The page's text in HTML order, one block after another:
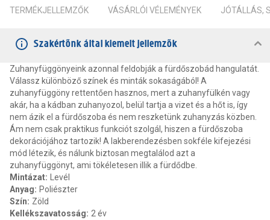
TERMÉKJELLEMZŐK VÁSÁRLÓI VÉLEMÉNYEK JÓTÁLLÁS,
Szakértőnk által kiemelt jellemzők
Zuhanyfüggönyeink azonnal feldobják a fürdőszobád hangulatát.
Válassz különböző színek és minták sokaságából! A
zuhanyfüggöny rettentően hasznos, mert a zuhanyfülkén vagy
akár, ha a kádban zuhanyozol, belül tartja a vizet és a hőt is, így
nem ázik el a fürdőszoba és nem reszketünk zuhanyzás közben.
Ám nem csak praktikus funkciót szolgál, hiszen a fürdőszoba
dekorációjához tartozik! A lakberendezésben sokféle kifejezési
mód létezik, és nálunk biztosan megtalálod azt a
zuhanyfüggönyt, ami tökéletesen illik a fürdődbe.
Mintázat: Levél
Anyag: Poliészter
Szín: Zöld
Kellékszavatosság: 2 év